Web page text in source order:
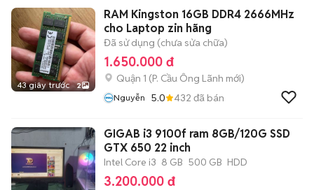
43 giây trước 2
RAM Kingston 16GB DDR4 2666MHz
cho Laptop zin hãng
Đã sử dụng (chưa sửa chữa)
1.650.000 đ
Quận 1 (P. Cầu Ông Lãnh mới)
Nguyễn 5.0 432 đã bán
GIGAB i3 9100f ram 8GB/120G SSD
GTX 650 22 inch
Intel Core i3 8 GB 500 GB HDD
3.200.000 đ